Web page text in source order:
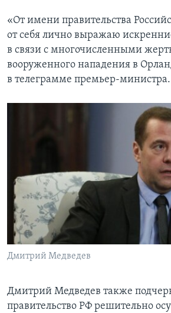
«От имени правительства
от себя лично выражаю
в связи с многочисленными
вооруженного нападения в
в телеграмме премьер-министра.
Дмитрий Медведев
Дмитрий Медведев также
правительство РФ решительно